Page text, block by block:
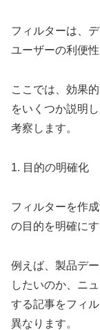
フィルターは、
ユーザーの利便
ここでは、効果
をいくつか説明
考察します。
1. 目的の明確化
フィルターを作
の目的を明確にす
例えば、製品デ
したいのか、ニ
する記事をフィ
異なります。